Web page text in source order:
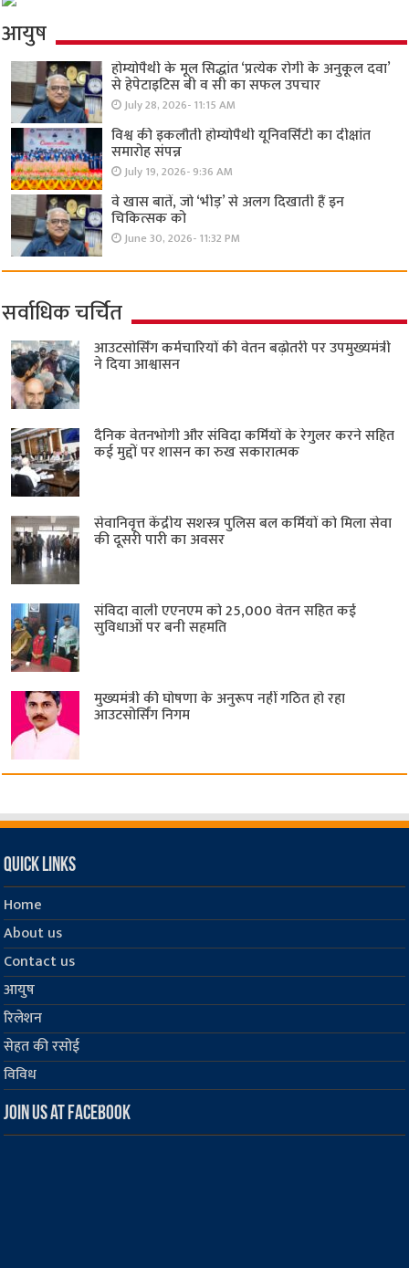
आयुष
होम्योपैथी के मूल सिद्धांत ‘प्रत्येक रोगी केे अनुकूल दवा’
से हेपेटाइटिस बी व सी का सफल उपचार
July 28, 2026- 11:15 AM
विश्व की इकलौती होम्योपैथी यूनिवर्सिटी का दीक्षांत
समारोह संपन्न
July 19, 2026- 9:36 AM
वे खास बातें, जो ‘भीड़’ से अलग दिखाती हैं इन
चिकित्सक को
June 30, 2026- 11:32 PM
सर्वाधिक चर्चित
आउटसोर्सिंग कर्मचारियों की वेतन बढ़ोतरी पर उपमुख्यमंत्री
ने दिया आश्वासन
दैनिक वेतनभोगी और संविदा कर्मियों के रेगुलर करने सहित
कई मुद्दों पर शासन का रुख सकारात्मक
सेवानिवृत्त केंद्रीय सशस्त्र पुलिस बल ​कर्मियों को मिला सेवा
की दूसरी पारी का अवसर
संविदा वाली एएनएम को 25,000 वेतन सहित कई
सुविधाओं पर बनी सहमति
मुख्यमंत्री की घोषणा के अनुरूप नहीं गठित हो रहा
आउटसोर्सिंग निगम
Quick Links
Home
About us
Contact us
आयुष
रिलेशन
सेहत की रसोई
विविध
Join us at Facebook